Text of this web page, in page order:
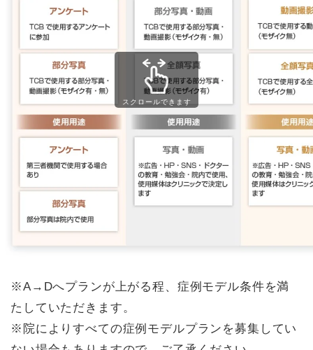
スクロールできます
※A→Dへプランが上がる程、症例モデル条件を満
たしていただきます。
※院によりすべての症例モデルプランを募集してい